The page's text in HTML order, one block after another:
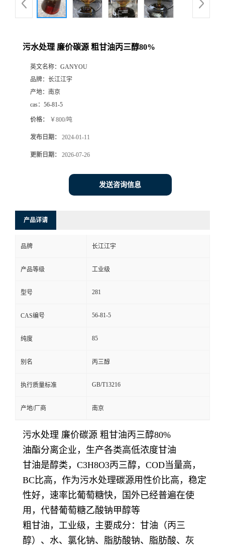
污水处理 廉价碳源 粗甘油丙三醇80%
英文名称： GANYOU
品牌： 长江江宇
产地： 南京
cas： 56-81-5
价格： ￥800/吨
发布日期： 2024-01-11
更新日期： 2026-07-26
发送咨询信息
产品详请
品牌 长江江宇
产品等级 工业级
型号 281
CAS编号 56-81-5
纯度 85
别名 丙三醇
执行质量标准 GB/T13216
产地/厂商 南京
污水处理 廉价碳源 粗甘油丙三醇80%
油酯分离企业，生产各类高低浓度甘油
甘油是醇类，C3H8O3丙三醇，COD当量高，
BC比高，作为污水处理碳源用性价比高，稳定
性好，速率比葡萄糖快，国外已经普遍在使
用，代替葡萄糖乙酸钠甲醇等
粗甘油，工业级，主要成分：甘油（丙三
醇）、水、氯化钠、脂肪酸钠、脂肪酸、灰